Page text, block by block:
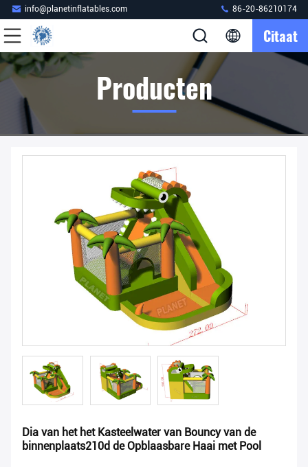
info@planetinflatables.com 86-20-86210174
Citaat
Producten
Dia van het het Kasteelwater van Bouncy van de
binnenplaats210d de Opblaasbare Haai met Pool